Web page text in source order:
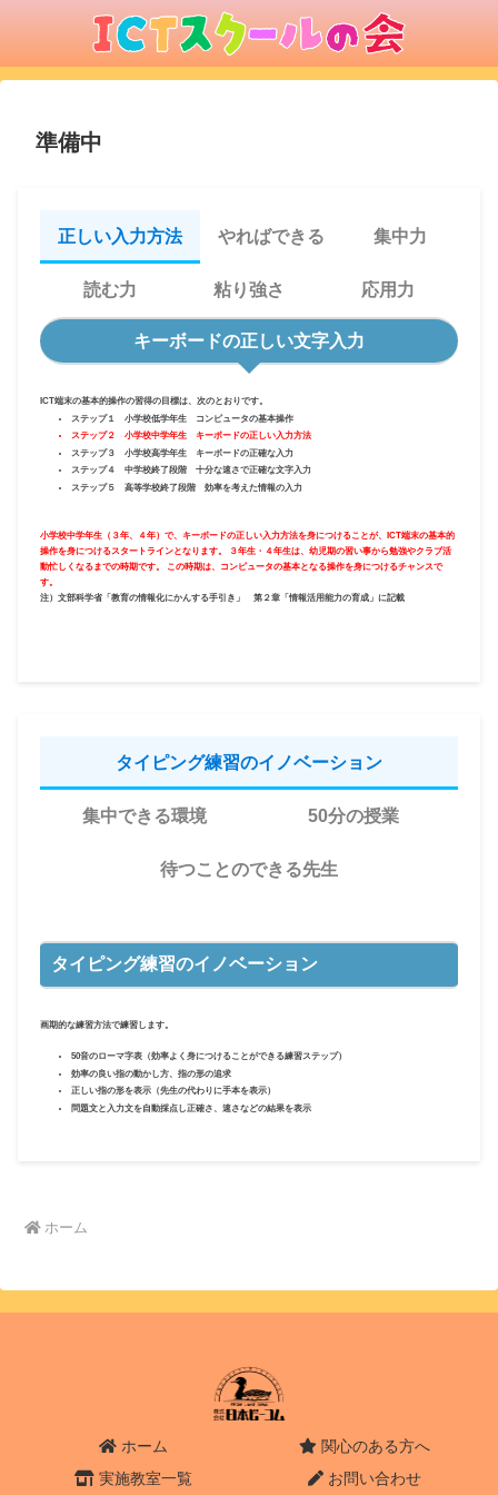
準備中
正しい入力方法
キーボードの正しい文字入力
ICT端末の基本的操作の習得の目標は、次のとおりです。
ステップ１ 小学校低学年生 コンピュータの基本操作
ステップ２ 小学校中学年生 キーボードの正しい入力方法
ステップ３ 小学校高学年生 キーボードの正確な入力
ステップ４ 中学校終了段階 十分な速さで正確な文字入力
ステップ５ 高等学校終了段階 効率を考えた情報の入力
小学校中学年生（３年、４年）で、キーボードの正しい入力方法を身につけることが、ICT端末の基本的
操作を身につけるスタートラインとなります。 ３年生・４年生は、幼児期の習い事から勉強やクラブ活
動忙しくなるまでの時期です。 この時期は、コンピュータの基本となる操作を身につけるチャンスで
す。
注）文部科学省「教育の情報化にかんする手引き」 第２章「情報活用能力の育成」に記載
やればできる 集中力
読む力 粘り強さ 応用力
タイピング練習のイノベーション
タイピング練習のイノベーション
画期的な練習方法で練習します。
50音のローマ字表（効率よく身につけることができる練習ステップ）
効率の良い指の動かし方、指の形の追求
正しい指の形を表示（先生の代わりに手本を表示）
問題文と入力文を自動採点し正確さ、速さなどの結果を表示
集中できる環境 50分の授業
待つことのできる先生
ホーム
ホーム
関心のある方へ
実施教室一覧
お問い合わせ